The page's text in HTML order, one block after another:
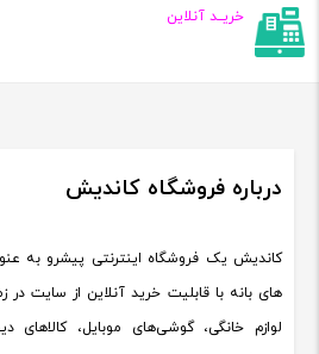
خریــد آنلاین
درباره فروشگاه کاندیش
کاندیش یک فروشگاه اینترنتی پیشرو به
های بانه با قابلیت خرید آنلاین از سایت در
لوازم خانگی، گوشی‌های موبایل، کالاهای